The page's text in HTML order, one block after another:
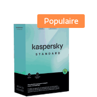
Populaire